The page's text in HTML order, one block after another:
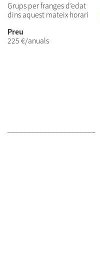
Grups per franges d’edat
dins aquest mateix horari
Preu
225 €/anuals